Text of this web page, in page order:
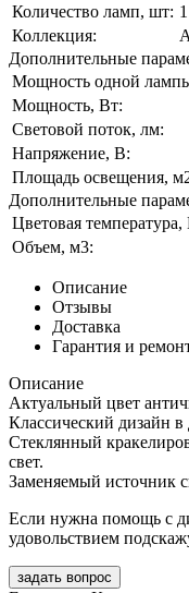
Количество ламп, шт: 1
Коллекция:
Дополнительные
Мощность одной
Мощность, Вт:
Световой поток, лм:
Напряжение, В:
Площадь освещения,
Дополнительные
Цветовая температура,
Объем, м3:
Описание
Отзывы
Доставка
Гарантия и
Описание
Актуальный цвет
Классический дизайн
Стеклянный
свет.
Заменяемый источник
Если нужна помощь с
удовольствием
задать вопрос